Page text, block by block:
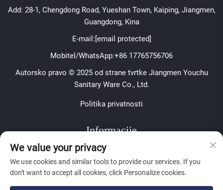
Add: 28-1, Chengdong Road, Yueshan Town, Kaiping, Jiangmen,
Guangdong, Kina
E-mail:[email protected]
Mobitel/WhatsApp:+86 17765756706
Autorsko pravo © 2025 od strane tvrtke Jiangmen Youchu
Sanitary Ware Co., Ltd.
Politika privatnosti
Informacije
Pretplatite se kako biste primali naš tjedni newsletter
We value your privacy
We use cookies and similar tools to provide our services. If you
don't want to accept all cookies, click Personalize cookies.